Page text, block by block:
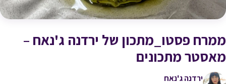
ממרח פסטו_מתכון של ירדנה ג'נאח –
מאסטר מתכונים
ירדנה ג'נאח